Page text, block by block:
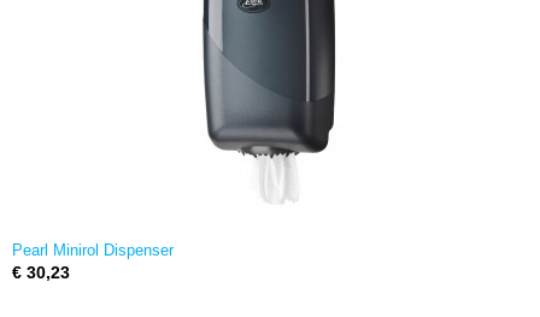
Pearl Minirol Dispenser
€ 30,23